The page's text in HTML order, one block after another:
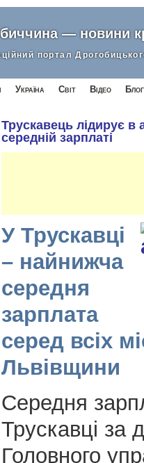
— новини
портал
Україна Світ Відео
Трускавець лідирує в
середній зарплаті
У Трускавці
– найнижча
середня
зарплата
серед всіх
Львівщини
Середня
Трускавці за
Головного